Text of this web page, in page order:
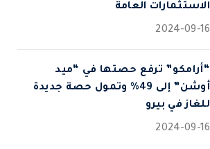
الاستثمارات العامة
2024-09-16
“أرامكو” ترفع حصتها في “ميد
أوشن” إلى 49% وتمول حصة جديدة
للغاز في بيرو
2024-09-16